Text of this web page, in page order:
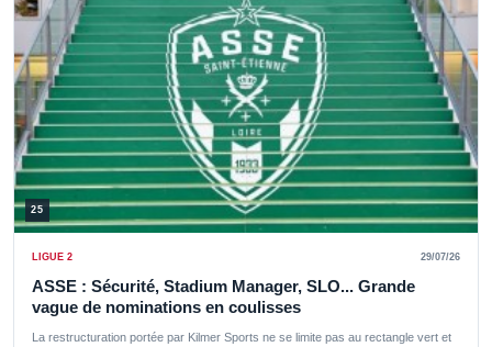
25
LIGUE 2 29/07/26
ASSE : Sécurité, Stadium Manager, SLO... Grande
vague de nominations en coulisses
La restructuration portée par Kilmer Sports ne se limite pas au rectangle vert et